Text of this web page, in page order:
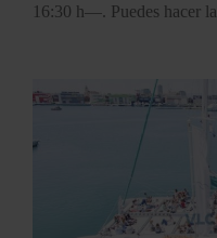
16:30 h—. Puedes hacer la